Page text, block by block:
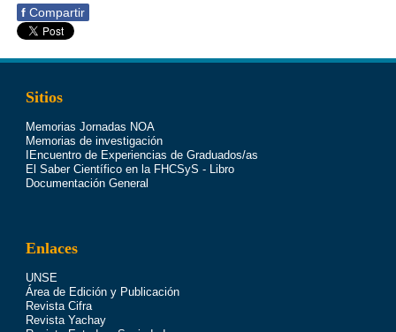
f Compartir
Sitios
Memorias Jornadas NOA
Memorias de investigación
IEncuentro de Experiencias de Graduados/as
El Saber Científico en la FHCSyS - Libro
Documentación General
Enlaces
UNSE
Área de Edición y Publicación
Revista Cifra
Revista Yachay